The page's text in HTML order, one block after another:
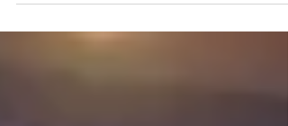
Une journée de travail, deux ateliers, une
vingtaine de partenaires — et un signal